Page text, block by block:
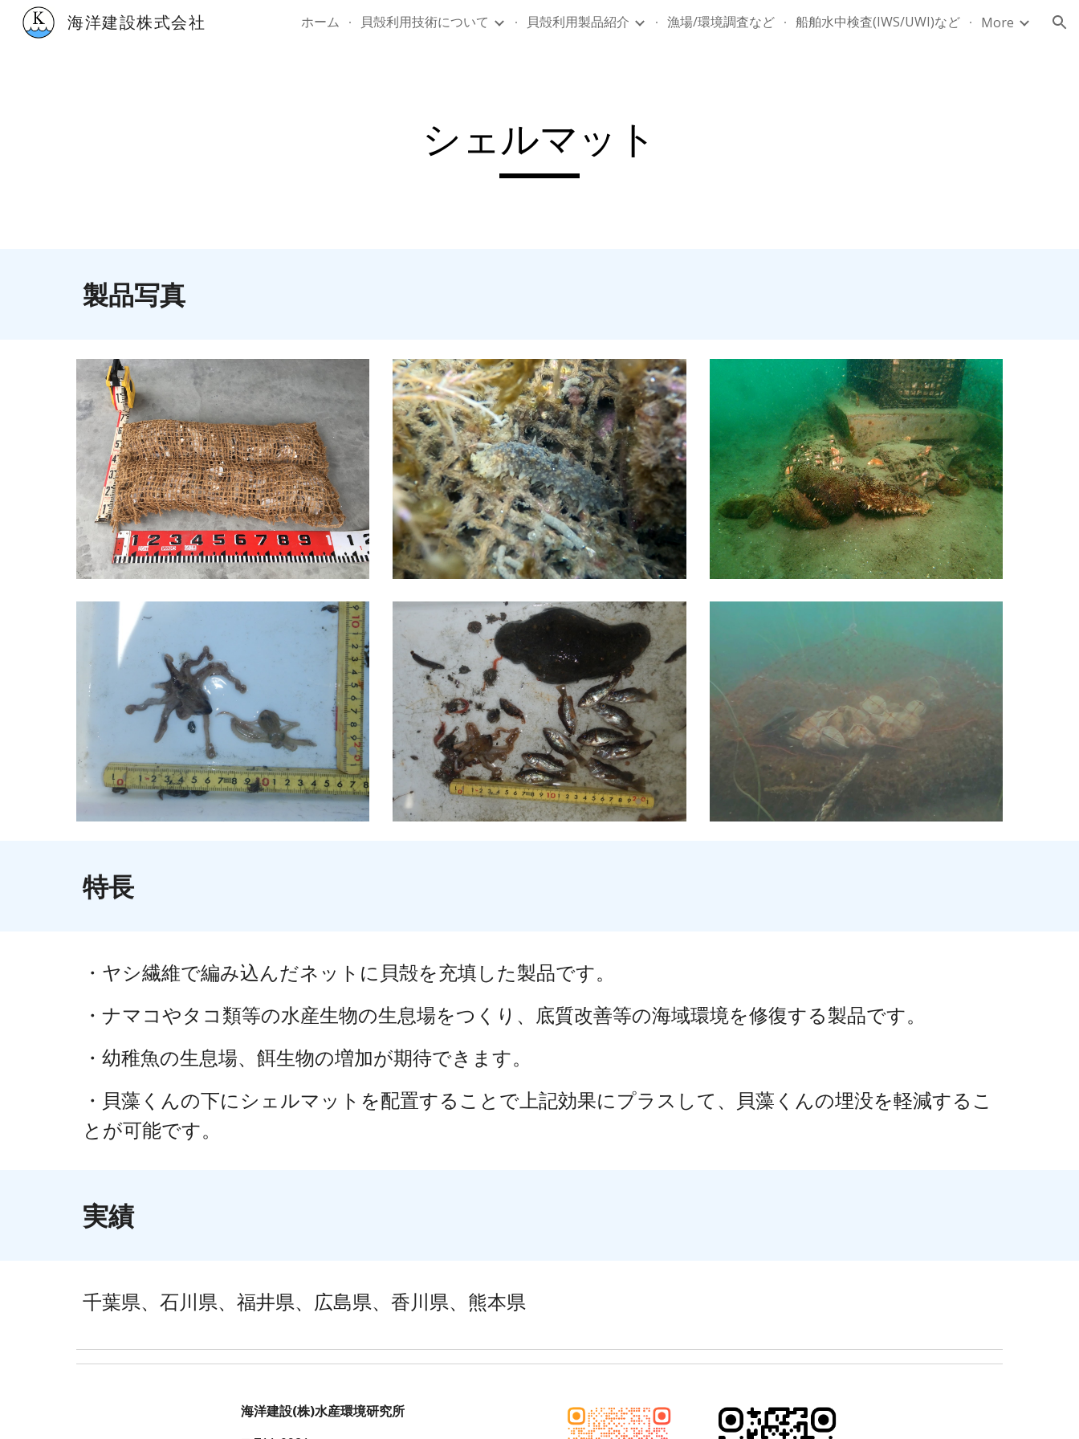
Skip to main content Skip to navigation
海洋建設株式会社 ホーム 貝殻利用技術について 貝殻利用製品紹介 漁場/環境調査など 船舶水中検査(IWS/UWI)など More
シェルマット
製品写真
特長
・ヤシ繊維で編み込んだネットに貝殻を充填した製品です。
・ナマコやタコ類等の水産生物の生息場をつくり、底質改善等の海域環境を修復する製品です。
・幼稚魚の生息場、餌生物の増加が期待できます。
・貝藻くんの下にシェルマットを配置することで上記効果にプラスして、貝藻くんの埋没を軽減するこ
とが可能です。
実績
千葉県、石川県、福井県、広島県、香川県、熊本県
海洋建設(株)水産環境研究所